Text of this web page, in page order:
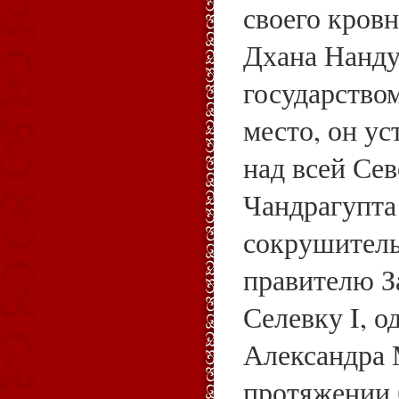
своего
Дхана
место, он
над всей
правителю
Селевку I,
Александра